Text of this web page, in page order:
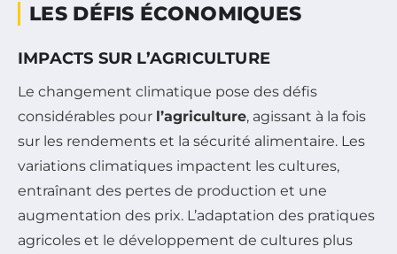
LES DÉFIS ÉCONOMIQUES
IMPACTS SUR L’AGRICULTURE
Le changement climatique pose des défis
considérables pour l’agriculture, agissant à la fois
sur les rendements et la sécurité alimentaire. Les
variations climatiques impactent les cultures,
entraînant des pertes de production et une
augmentation des prix. L’adaptation des pratiques
agricoles et le développement de cultures plus